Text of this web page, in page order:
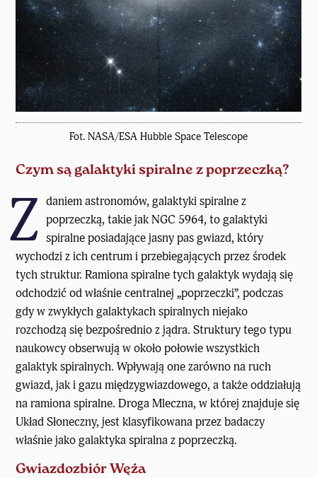
Fot. NASA/ESA Hubble Space Telescope
Czym są galaktyki spiralne z poprzeczką?
Z daniem astronomów, galaktyki spiralne z
poprzeczką, takie jak NGC 5964, to galaktyki
spiralne posiadające jasny pas gwiazd, który
wychodzi z ich centrum i przebiegających przez środek
tych struktur. Ramiona spiralne tych galaktyk wydają się
odchodzić od właśnie centralnej „poprzeczki”, podczas
gdy w zwykłych galaktykach spiralnych niejako
rozchodzą się bezpośrednio z jądra. Struktury tego typu
naukowcy obserwują w około połowie wszystkich
galaktyk spiralnych. Wpływają one zarówno na ruch
gwiazd, jak i gazu międzygwiazdowego, a także oddziałują
na ramiona spiralne. Droga Mleczna, w której znajduje się
Układ Słoneczny, jest klasyfikowana przez badaczy
właśnie jako galaktyka spiralna z poprzeczką.
Gwiazdozbiór Węża